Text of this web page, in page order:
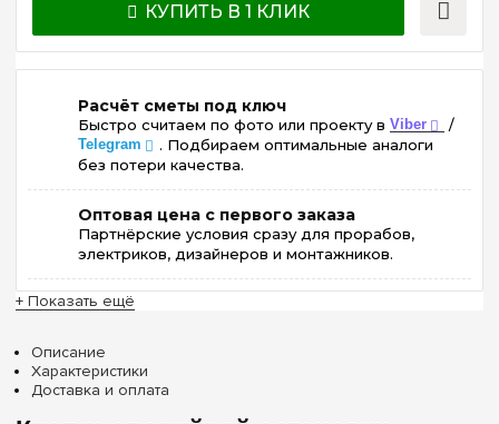
КУПИТЬ В 1 КЛИК
Расчёт сметы под ключ
Быстро считаем по фото или проекту в Viber /
Telegram
. Подбираем оптимальные аналоги
без потери качества.
Оптовая цена с первого заказа
Партнёрские условия сразу для прорабов,
электриков, дизайнеров и монтажников.
+ Показать ещё
Описание
Характеристики
Доставка и оплата